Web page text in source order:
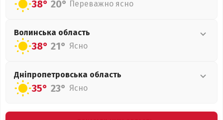
38° 20° Переважно ясно
Волинська область
38° 21° Ясно
Дніпропетровська область
35° 23° Ясно